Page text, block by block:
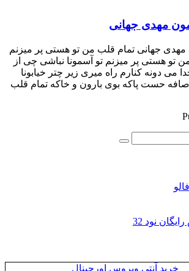
مهدی جهانی
جهانی تمام قلب من تو هستی پر میزنم
تو هستی پر میزنم تو آسمونا نباشی چی از
می دونه کنارم راه میری زیر چتر خیابونا
حست پاکه بوی بارون و خاکه تمام قلب
نود 32
خرید آنتی ویروس اورجینال